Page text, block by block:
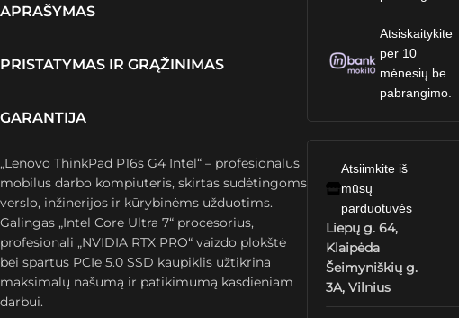
APRAŠYMAS
PRISTATYMAS IR GRĄŽINIMAS
GARANTIJA
„Lenovo ThinkPad P16s G4 Intel“ – profesionalus
mobilus darbo kompiuteris, skirtas sudėtingoms
verslo, inžinerijos ir kūrybinėms užduotims.
Galingas „Intel Core Ultra 7“ procesorius,
profesionali „NVIDIA RTX PRO“ vaizdo plokštė
bei spartus PCIe 5.0 SSD kaupiklis užtikrina
maksimalų našumą ir patikimumą kasdieniam
darbui.
Atsiskaitykite
per 10
mėnesių be
pabrangimo.
Atsiimkite iš
mūsų
parduotuvės
Liepų g. 64,
Klaipėda
Šeimyniškių g.
3A, Vilnius